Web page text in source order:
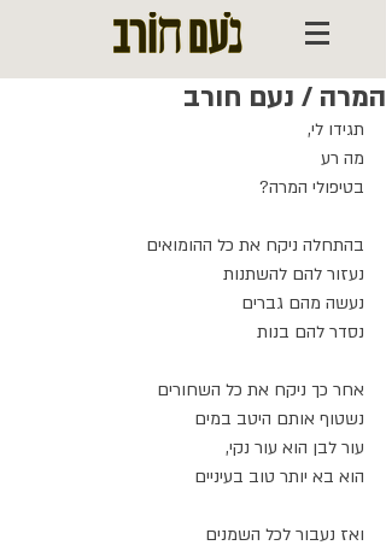
המרה / נעם חורב
תגידו לי,
מה רע
בטיפולי המרה?
בהתחלה ניקח את כל ההומואים
נעזור להם להשתנות
נעשה מהם גברים
נסדר להם בנות
אחר כך ניקח את כל השחורים
נשטוף אותם היטב במים
עור לבן הוא עור נקי,
הוא בא יותר טוב בעיניים
ואז נעבור לכל השמנים